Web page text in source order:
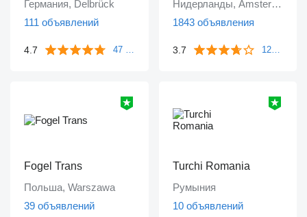
Германия, Delbrück
111 объявлений
4.7 47 отзывов
Нидерланды, Amsterdam
1843 объявления
3.7 1249 отзывов
Fogel Trans
Польша, Warszawa
39 объявлений
Turchi Romania
Румыния
10 объявлений